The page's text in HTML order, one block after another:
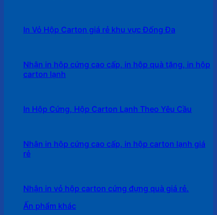
In Vỏ Hộp Carton giá rẻ khu vực Đống Đa
Nhận in hộp cứng cao cấp, in hộp quà tặng, in hộp
carton lạnh
In Hộp Cứng, Hộp Carton Lạnh Theo Yêu Cầu
Nhận in hộp cứng cao cấp, in hộp carton lạnh giá
rẻ
Nhận in vỏ hộp carton cứng đựng quà giá rẻ.
Ấn phẩm khác